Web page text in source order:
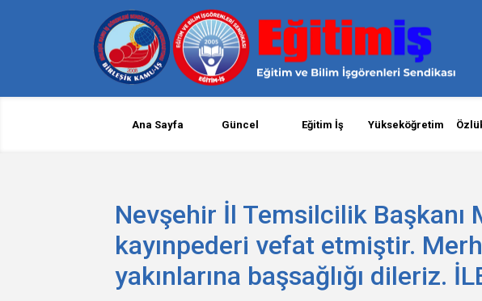
Ana Sayfa Güncel Eğitim İş Yükseköğretim
Nevşehir İl Temsilcilik Başkanı
kayınpederi vefat etmiştir.
yakınlarına başsağlığı dileriz.